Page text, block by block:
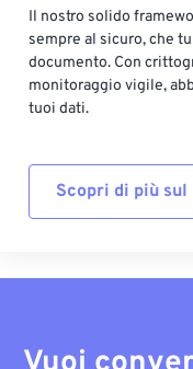
Il nostro solido
sempre al sicuro, che
documento. Con
monitoraggio vigile,
tuoi dati.
Scopri di più